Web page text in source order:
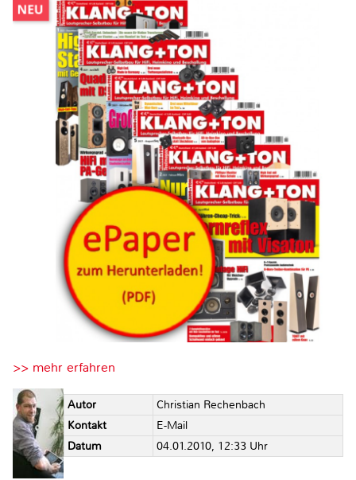
>> mehr erfahren
Autor
Christian Rechenbach
Kontakt
E-Mail
Datum
04.01.2010, 12:33 Uhr